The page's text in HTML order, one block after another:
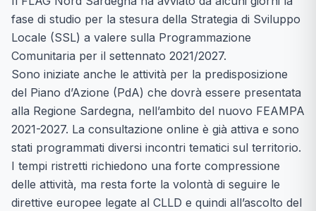
fase di studio per la stesura della Strategia di Sviluppo
Locale (SSL) a valere sulla Programmazione
Comunitaria per il settennato 2021/2027.
Sono iniziate anche le attività per la predisposizione
del Piano d’Azione (PdA) che dovrà essere presentata
alla Regione Sardegna, nell’ambito del nuovo FEAMPA
2021-2027. La consultazione online è già attiva e sono
stati programmati diversi incontri tematici sul territorio.
I tempi ristretti richiedono una forte compressione
delle attività, ma resta forte la volontà di seguire le
direttive europee legate al CLLD e quindi all’ascolto del